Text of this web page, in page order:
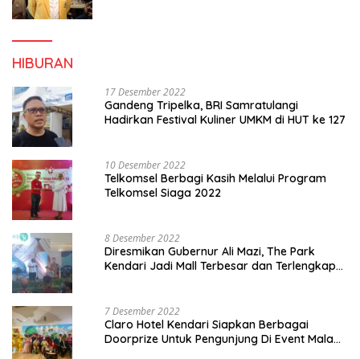
HIBURAN
17 Desember 2022
Gandeng Tripelka, BRI Samratulangi
Hadirkan Festival Kuliner UMKM di HUT ke 127
10 Desember 2022
Telkomsel Berbagi Kasih Melalui Program
Telkomsel Siaga 2022
8 Desember 2022
Diresmikan Gubernur Ali Mazi, The Park
Kendari Jadi Mall Terbesar dan Terlengkap
7 Desember 2022
Claro Hotel Kendari Siapkan Berbagai
Doorprize Untuk Pengunjung Di Event Malam